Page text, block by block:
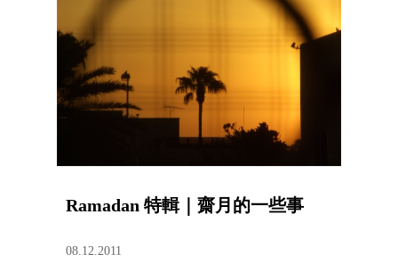
Ramadan 特輯｜齋月的一些事
08.12.2011